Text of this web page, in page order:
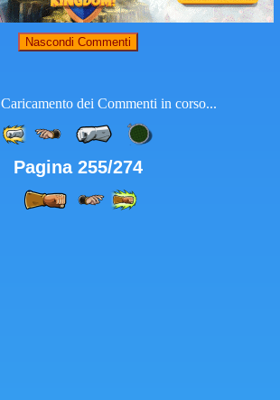
Nascondi Commenti
Caricamento dei Commenti in corso...
Pagina 255/274